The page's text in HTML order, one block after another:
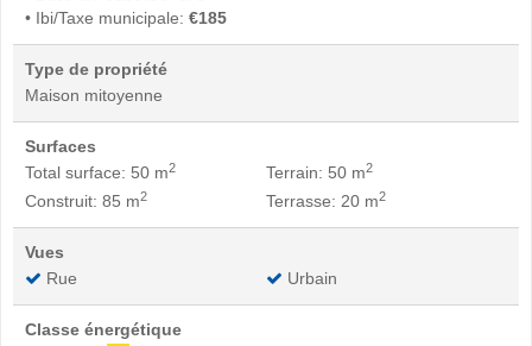
• Ibi/Taxe municipale: €185
Type de propriété
Maison mitoyenne
Surfaces
Total surface: 50 m2 Terrain: 50 m2
Construit: 85 m2 Terrasse: 20 m2
Vues
Rue
Urbain
Classe énergétique